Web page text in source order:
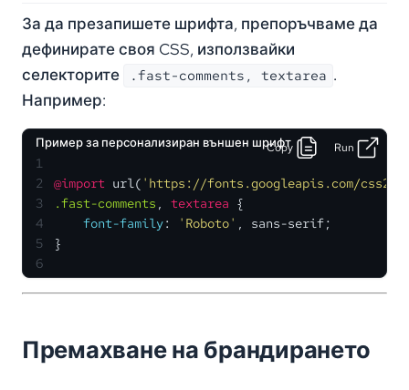
За да презапишете шрифта, препоръчваме да
дефинирате своя CSS, използвайки
селекторите
.fast-comments, textarea .
Например:
Пример за персонализиран външен шрифт
Copy Run
1
2
@import url( 'https://fonts.googleapis.com/
3
.fast-comments , textarea {
4
font-family: 'Roboto' , sans-serif;
5
}
6
Премахване на брандирането